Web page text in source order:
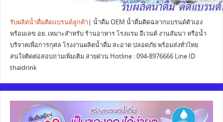
รับผลิตน้ำดื่มติดแบรนด์ลูกค้า | น้ำดื่ม OEM น้ำดื่มติดฉลากแบรนด์ตัวเอง
พร้อมเลข อย. เหมาะสำหรับ ร้านอาหาร โรงแรม อีเวนต์ งานสัมนา หรือน้ำ
บริจาคเพื่อการกุศล โรงงานผลิตน้ำดื่ม สะอาด ปลอดภัย พร้อมส่งทั่วไทย
สนใจติดต่อสอบถามเพิ่มเติม สายด่วน Hotline : 094-8976666 Line ID
thaidrink